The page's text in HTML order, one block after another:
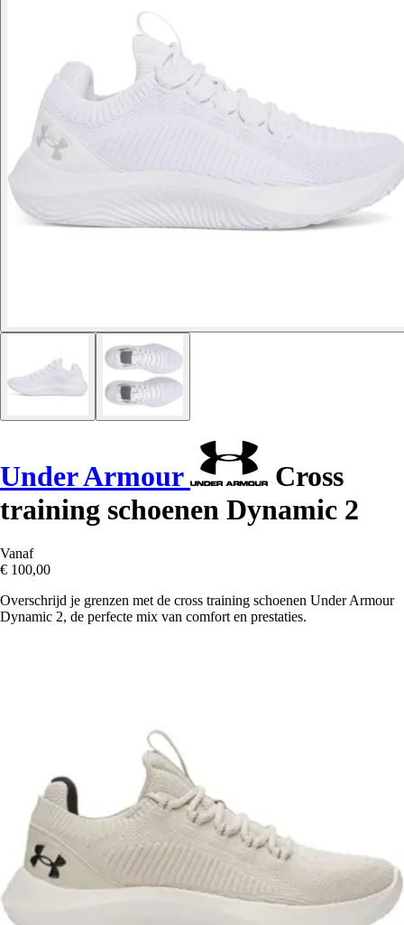
Under Armour
Cross
training schoenen Dynamic 2
Vanaf
€ 100,00
Overschrijd je grenzen met de cross training schoenen Under Armour
Dynamic 2, de perfecte mix van comfort en prestaties.